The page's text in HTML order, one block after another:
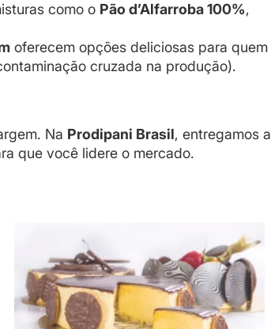
como o Pão d’Alfarroba 100%,
oferecem opções deliciosas para quem
cruzada na produção).
Na Prodipani Brasil, entregamos a
que você lidere o mercado.